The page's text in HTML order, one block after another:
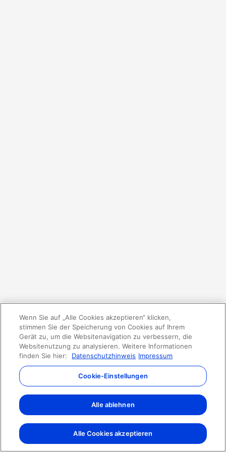
Wenn Sie auf „Alle Cookies akzeptieren“ klicken,
stimmen Sie der Speicherung von Cookies auf Ihrem
Gerät zu, um die Websitenavigation zu verbessern, die
Websitenutzung zu analysieren. Weitere Informationen
finden Sie hier:
Datenschutzhinweis Impressum
Cookie-Einstellungen
Alle ablehnen
Alle Cookies akzeptieren